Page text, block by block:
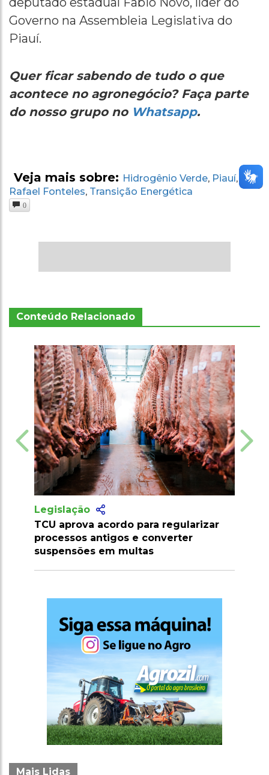
Governo na Assembleia Legislativa do
Piauí.
Quer ficar sabendo de tudo o que
acontece no agronegócio? Faça parte
do nosso grupo no Whatsapp.
Veja mais sobre: Hidrogênio Verde, Piauí,
Rafael Fonteles, Transição Energética
0
Conteúdo Relacionado
regularizar
Legislação
Chaco Paraguaio se torna foco de
investimentos e pode ser nova
potência agrícola
Mais Lidas